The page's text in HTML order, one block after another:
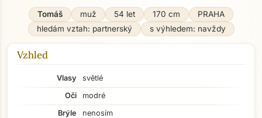
Tomáš muž 54 let 170 cm
PRAHA
hledám vztah: partnerský
s výhledem: navždy
Vzhled
Vlasy
světlé
Oči
modré
Brýle
nenosím